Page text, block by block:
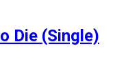
Die (Single)